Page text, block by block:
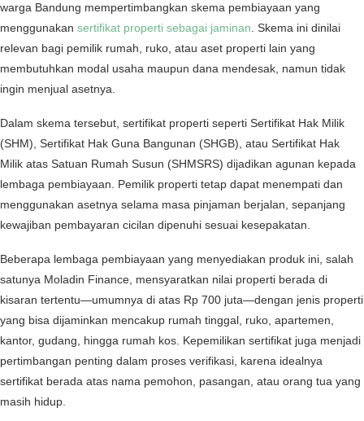
warga Bandung mempertimbangkan skema pembiayaan yang
menggunakan sertifikat properti sebagai jaminan . Skema ini dinilai
relevan bagi pemilik rumah, ruko, atau aset properti lain yang
membutuhkan modal usaha maupun dana mendesak, namun tidak
ingin menjual asetnya.
Dalam skema tersebut, sertifikat properti seperti Sertifikat Hak Milik
(SHM), Sertifikat Hak Guna Bangunan (SHGB), atau Sertifikat Hak
Milik atas Satuan Rumah Susun (SHMSRS) dijadikan agunan kepada
lembaga pembiayaan. Pemilik properti tetap dapat menempati dan
menggunakan asetnya selama masa pinjaman berjalan, sepanjang
kewajiban pembayaran cicilan dipenuhi sesuai kesepakatan.
Beberapa lembaga pembiayaan yang menyediakan produk ini, salah
satunya Moladin Finance, mensyaratkan nilai properti berada di
kisaran tertentu—umumnya di atas Rp 700 juta—dengan jenis properti
yang bisa dijaminkan mencakup rumah tinggal, ruko, apartemen,
kantor, gudang, hingga rumah kos. Kepemilikan sertifikat juga menjadi
pertimbangan penting dalam proses verifikasi, karena idealnya
sertifikat berada atas nama pemohon, pasangan, atau orang tua yang
masih hidup.